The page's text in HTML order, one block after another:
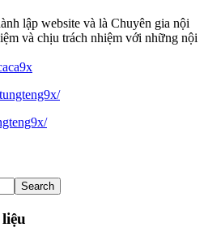
lập website và là Chuyên gia nội
và chịu trách nhiệm với những nội